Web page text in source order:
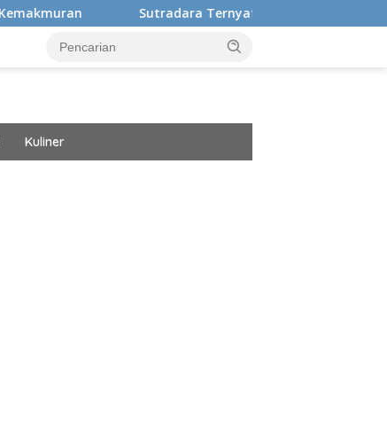
Sutradara Ternyata Ini Cinta Beberkan Pengalaman
Kuliner